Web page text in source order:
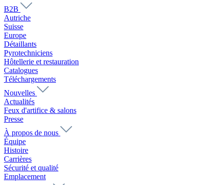
B2B
Autriche
Suisse
Europe
Détaillants
Pyrotechniciens
Hôtellerie et restauration
Catalogues
Téléchargements
Nouvelles
Actualités
Feux d'artifice & salons
Presse
À propos de nous
Équipe
Histoire
Carrières
Sécurité et qualité
Emplacement